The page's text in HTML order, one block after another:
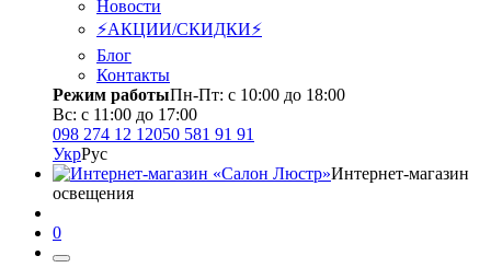
Новости
⚡АКЦИИ/СКИДКИ⚡
Блог
Контакты
Режим работыПн-Пт: с 10:00 до 18:00
Вс: с 11:00 до 17:00
098 274 12 12050 581 91 91
УкрРус
Интернет-магазин
освещения
0